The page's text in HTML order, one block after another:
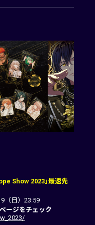
Show 2023」最速先
（日）23:59
ージをチェック